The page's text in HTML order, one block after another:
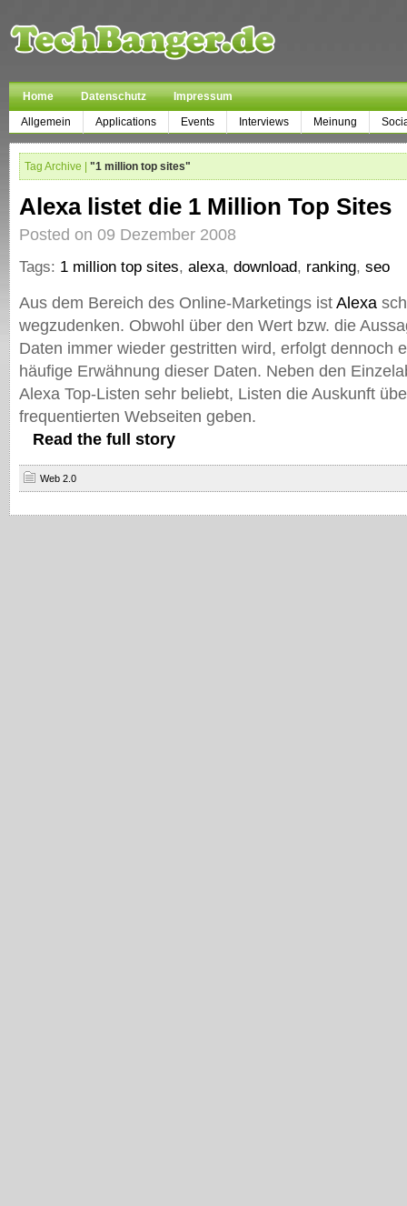
Home Datenschutz
Impressum
Allgemein
Applications Events Interviews Meinung
Tag Archive | "1 million top sites"
Alexa listet die 1 Million Top Sites
Posted on 09 Dezember 2008
Tags: 1 million top sites, alexa, download, ranking, seo
Aus dem Bereich des Online-Marketings ist Alexa
wegzudenken. Obwohl über den Wert bzw. die
Daten immer wieder gestritten wird, erfolgt dennoch
häufige Erwähnung dieser Daten. Neben den
Alexa Top-Listen sehr beliebt, Listen die Auskunft
frequentierten Webseiten geben.
Read the full story
Web 2.0